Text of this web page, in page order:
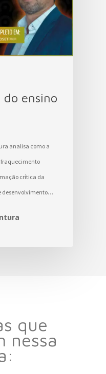
do ensino
analisa como a
crítica da
desenvolvimento…
que
nessa